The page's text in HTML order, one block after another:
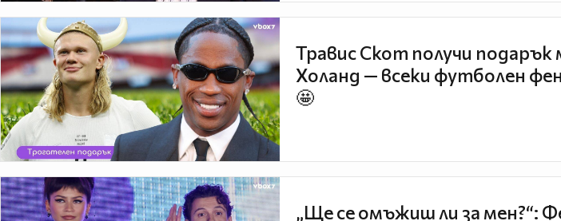
Травис Скот получи
Холанд — всеки футболен фен
🤩
„Ще се омъжиш ли за мен?“: